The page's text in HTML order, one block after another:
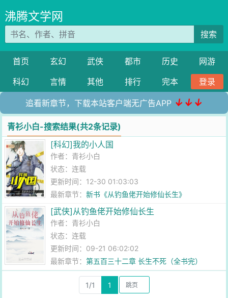
沸腾文学网
搜索
首页 玄幻 武侠 都市 历史
网游
科幻
言情 其他 排行 完本 登录
追看新章节，下载本站客户端无广告APP ↓↓↓
青衫小白-搜索结果(共2条记录)
[科幻]我的小人国
作者： 青衫小白
状态：连载
更新时间：12-30 01:03:03
最新章节：新书《从钓鱼佬开始修仙长生》
[武侠]从钓鱼佬开始修仙长生
作者： 青衫小白
状态：连载
更新时间：09-21 06:02:02
最新章节：第五百三十二章 长生不死（全书完）
1/1 1